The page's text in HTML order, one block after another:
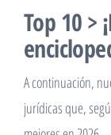
Top 10 >
A continuación,
jurídicas que,